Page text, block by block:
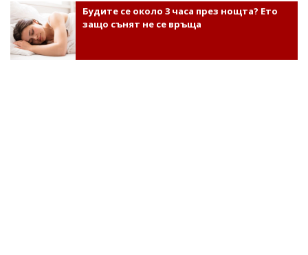
Будите се около 3 часа през нощта? Ето
защо сънят не се връща